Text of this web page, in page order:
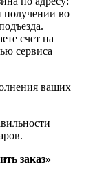
во
счет на
сервиса
ваших
заказ»